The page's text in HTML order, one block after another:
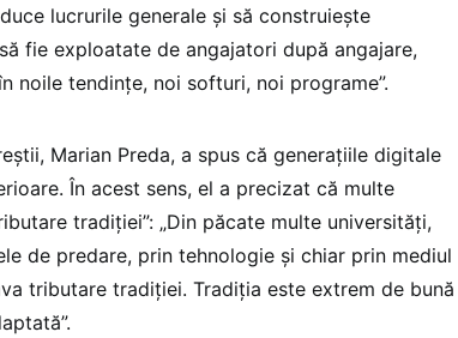
lucrurile generale și să construiește
fie exploatate de angajatori după angajare,
noile tendințe, noi softuri, noi programe”.
Marian Preda, a spus că generațiile digitale
În acest sens, el a precizat că multe
tradiției”: „Din păcate multe universități,
de predare, prin tehnologie și chiar prin mediul
tributare tradiției. Tradiția este extrem de bună